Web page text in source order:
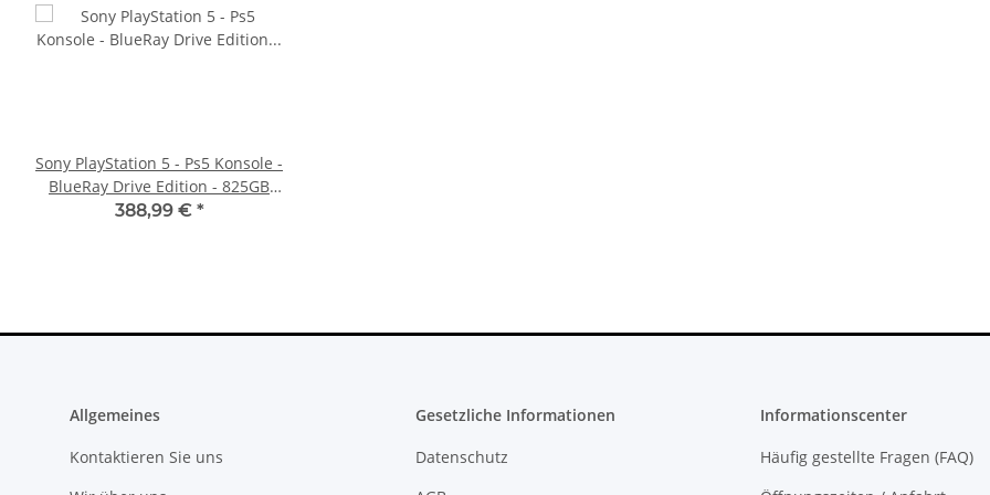
Sony PlayStation 5 - Ps5 Konsole -
BlueRay Drive Edition - 825GB
CFI-1216A gebraucht
388,99 € *
Allgemeines
Kontaktieren Sie uns
Gesetzliche Informationen
Datenschutz
Informationscenter
Häufig gestellte Fragen (FAQ)